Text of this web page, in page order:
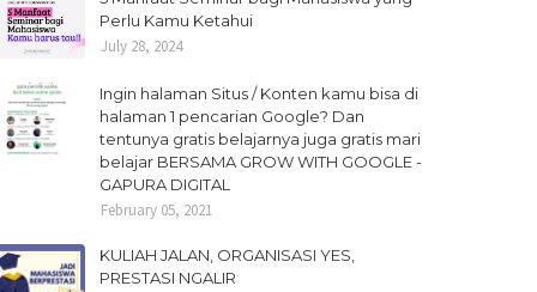
Perlu Kamu Ketahui
July 28, 2024
Ingin halaman Situs / Konten kamu bisa di
halaman 1 pencarian Google? Dan
tentunya gratis belajarnya juga gratis mari
belajar BERSAMA GROW WITH GOOGLE -
GAPURA DIGITAL
February 05, 2021
KULIAH JALAN, ORGANISASI YES,
PRESTASI NGALIR